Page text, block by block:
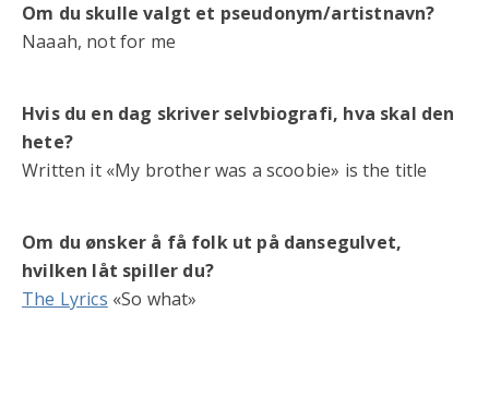
Om du skulle valgt et pseudonym/artistnavn?
Naaah, not for me
Hvis du en dag skriver selvbiografi, hva skal den
hete?
Written it «My brother was a scoobie» is the title
Om du ønsker å få folk ut på dansegulvet,
hvilken låt spiller du?
The Lyrics «So what»